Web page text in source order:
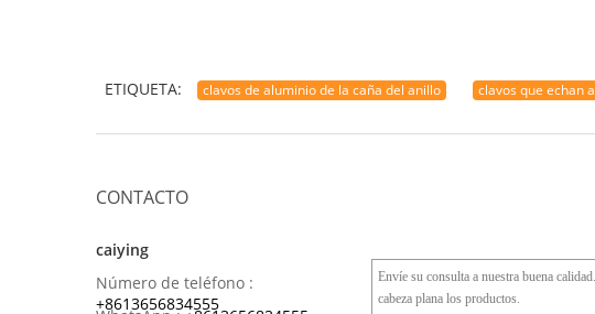
ETIQUETA: clavos de aluminio de la caña del anillo clavos que echan
CONTACTO
caiying
Número de teléfono :
+8613656834555